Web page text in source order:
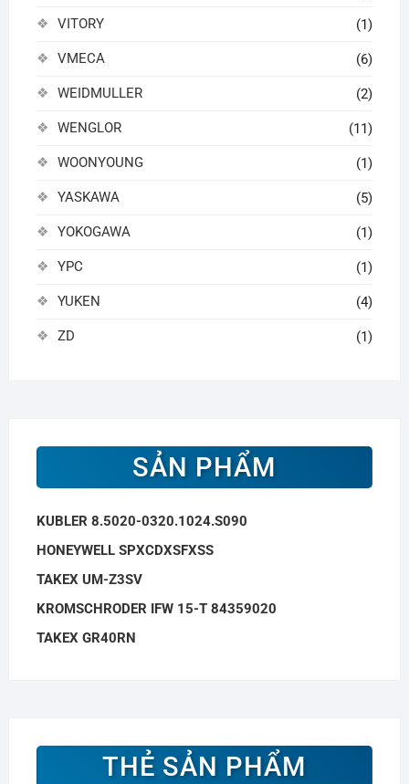
VITORY (1)
VMECA (6)
WEIDMULLER (2)
WENGLOR (11)
WOONYOUNG (1)
YASKAWA (5)
YOKOGAWA (1)
YPC (1)
YUKEN (4)
ZD (1)
SẢN PHẨM
KUBLER 8.5020-0320.1024.S090
HONEYWELL SPXCDXSFXSS
TAKEX UM-Z3SV
KROMSCHRODER IFW 15-T 84359020
TAKEX GR40RN
THẺ SẢN PHẨM